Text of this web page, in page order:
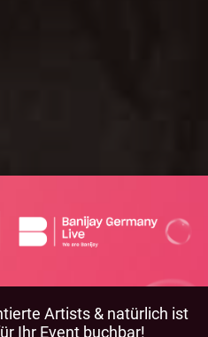
Artists & natürlich ist
Ihr Event buchbar!